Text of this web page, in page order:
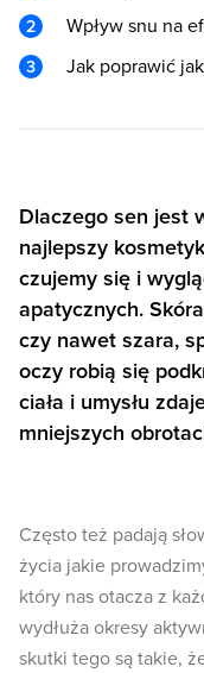
Wpływ snu na
Jak poprawić
Dlaczego sen jest
najlepszy
czujemy się i
apatycznych.
czy nawet szara,
oczy robią się
ciała i umysłu
mniejszych
Często też padają
życia jakie
który nas otacza z
wydłuża okresy
skutki tego są takie,